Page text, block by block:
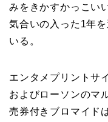
みをきかすかっこい
気合いの入った1年
いる。
エンタメプリントサ
およびローソンのマ
売券付きブロマイド